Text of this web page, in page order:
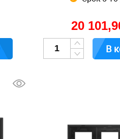
20
В